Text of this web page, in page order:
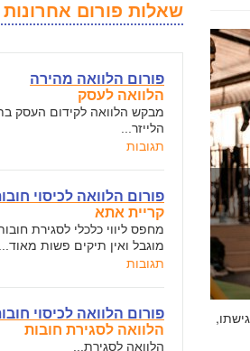
שאלות פורום אחרונות
פורום הלוואה מהירה
הלוואה לעסק
מבקש הלוואה לקידום העסק
הלייזר...
תגובות
פורום הלוואה לכיסוי
קריית אתא
מחפס ליווי כלכלי לסגירת
מוגבל ואין תיקים פשות מאוד...
תגובות
פורום הלוואה לכיסוי
הלוואה לסגירת חובות
הלוואה לסגירת...